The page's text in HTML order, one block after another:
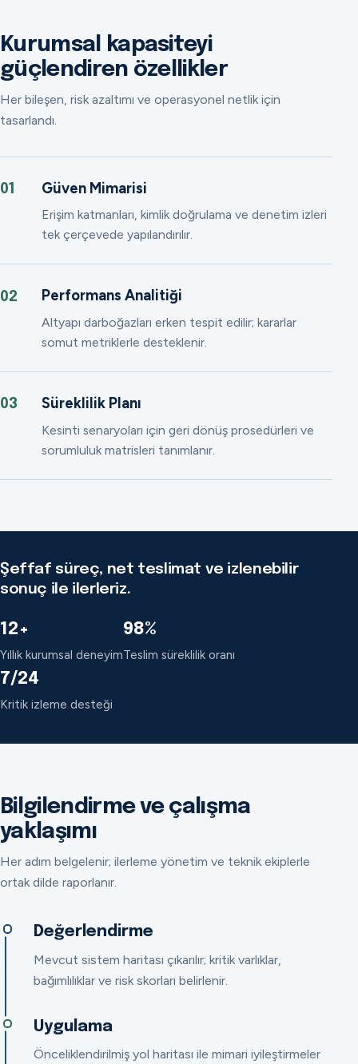
Kurumsal kapasiteyi
güçlendiren özellikler
Her bileşen, risk azaltımı ve operasyonel netlik için
tasarlandı.
01 Güven Mimarisi
Erişim katmanları, kimlik doğrulama ve denetim izleri
tek çerçevede yapılandırılır.
02 Performans Analitiği
Altyapı darboğazları erken tespit edilir; kararlar
somut metriklerle desteklenir.
03 Süreklilik Planı
Kesinti senaryoları için geri dönüş prosedürleri ve
sorumluluk matrisleri tanımlanır.
Şeffaf süreç, net teslimat ve izlenebilir
sonuç ile ilerleriz.
12+
Yıllık kurumsal deneyim
98%
Teslim süreklilik oranı
7/24
Kritik izleme desteği
Bilgilendirme ve çalışma
yaklaşımı
Her adım belgelenir; ilerleme yönetim ve teknik ekiplerle
ortak dilde raporlanır.
Değerlendirme
Mevcut sistem haritası çıkarılır; kritik varlıklar,
bağımlılıklar ve risk skorları belirlenir.
Uygulama
Önceliklendirilmiş yol haritası ile mimari iyileştirmeler